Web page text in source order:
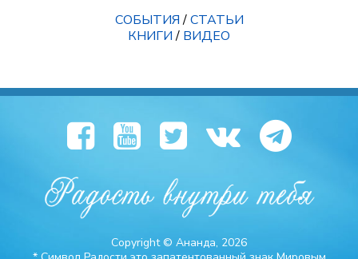
СОБЫТИЯ/СТАТЬИ
КНИГИ/ ВИДЕО
Copyright © Ананда, 2026